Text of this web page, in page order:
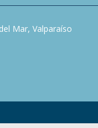
Mar, Valparaíso